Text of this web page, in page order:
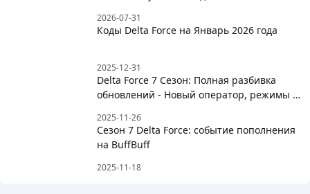
2026-07-31
Коды Delta Force на Январь 2026 года
2025-12-31
Delta Force 7 Сезон: Полная разбивка
обновлений - Новый оператор, режимы и
2025-11-26
Сезон 7 Delta Force: событие пополнения
на BuffBuff
2025-11-18